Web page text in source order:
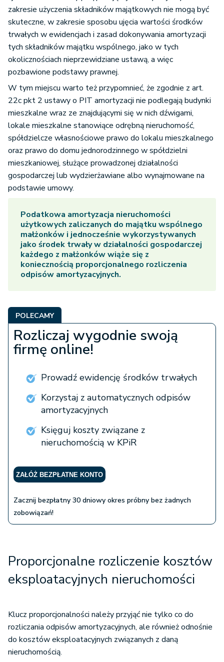
zakresie użyczenia składników majątkowych nie mogą być
skuteczne, w zakresie sposobu ujęcia wartości środków
trwałych w ewidencjach i zasad dokonywania amortyzacji
tych składników majątku wspólnego, jako w tych
okolicznościach nieprzewidziane ustawą, a więc
pozbawione podstawy prawnej.
W tym miejscu warto też przypomnieć, że zgodnie z art.
22c pkt 2 ustawy o PIT amortyzacji nie podlegają budynki
mieszkalne wraz ze znajdującymi się w nich dźwigami,
lokale mieszkalne stanowiące odrębną nieruchomość,
spółdzielcze własnościowe prawo do lokalu mieszkalnego
oraz prawo do domu jednorodzinnego w spółdzielni
mieszkaniowej, służące prowadzonej działalności
gospodarczej lub wydzierżawiane albo wynajmowane na
podstawie umowy.
Podatkowa amortyzacja nieruchomości
użytkowych zaliczanych do majątku wspólnego
małżonków i jednocześnie wykorzystywanych
jako środek trwały w działalności gospodarczej
każdego z małżonków wiąże się z
koniecznością proporcjonalnego rozliczenia
odpisów amortyzacyjnych.
POLECAMY
Rozliczaj wygodnie swoją
firmę online!
Prowadź ewidencję środków trwałych
Korzystaj z automatycznych odpisów
amortyzacyjnych
Księguj koszty związane z
nieruchomością w KPiR
ZAŁÓŻ BEZPŁATNE KONTO
Zacznij bezpłatny 30 dniowy okres próbny bez żadnych
zobowiązań!
Proporcjonalne rozliczenie kosztów
eksploatacyjnych nieruchomości
Klucz proporcjonalności należy przyjąć nie tylko co do
rozliczania odpisów amortyzacyjnych, ale również odnośnie
do kosztów eksploatacyjnych związanych z daną
nieruchomością.